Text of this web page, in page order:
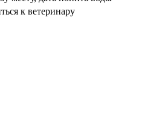
к ветеринару